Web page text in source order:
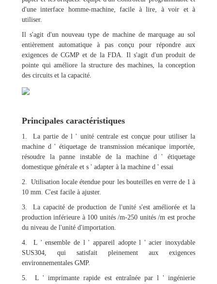
d'une interface homme-machine, facile à lire, à voir et à
utiliser.
Il s'agit d'un nouveau type de machine de marquage au sol
entièrement automatique à pas conçu pour répondre aux
exigences de CGMP et de la FDA. Il s'agit d'un produit de
pointe qui améliore la structure des machines, la conception
des circuits et la capacité.
Principales caractéristiques
1. La partie de l ' unité centrale est conçue pour utiliser la
machine d ' étiquetage de transmission mécanique importée,
résoudre la panne instable de la machine d ' étiquetage
domestique générale et s ' adapter à la machine d ' essai
2. Utilisation locale étendue pour les bouteilles en verre de 1 à
10 mm. C'est facile à ajuster.
3. La capacité de production de l'unité s'est améliorée et la
production inférieure à 100 unités /m-250 unités /m est proche
du niveau de l'unité d'importation.
4. L ' ensemble de l ' appareil adopte l ' acier inoxydable
SUS304, qui satisfait pleinement aux exigences
environnementales GMP.
5. L ' imprimante rapide est entraînée par l ' ingénierie